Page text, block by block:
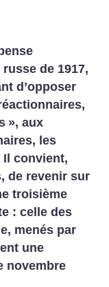
de 1917,
d’opposer
», aux
les
Il convient,
de revenir sur
troisième
: celle des
menés par
une
novembre